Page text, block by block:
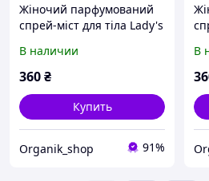
Жіночий парфумований
спрей-міст для тіла Lady's
250 мл
В наличии
360₴
Купить
Organik_shop 91%
В